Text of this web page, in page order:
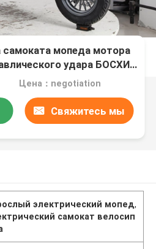
мопеда мотора
удара БОСХИ
плоская
Цена：negotiation
Свяжитесь мы
электрический мопед,
самокат велосип